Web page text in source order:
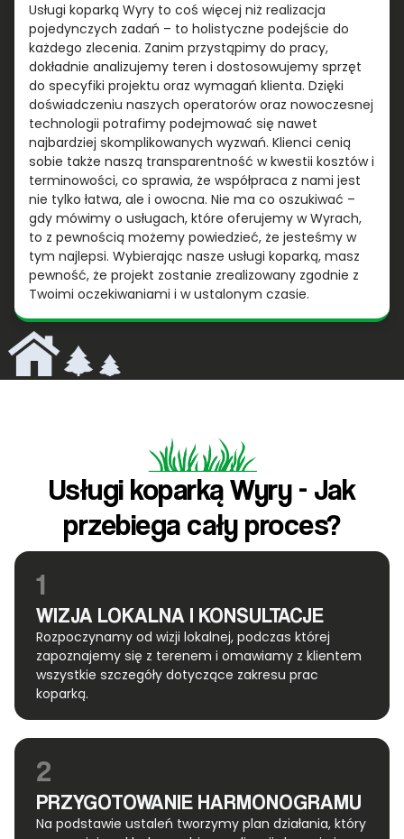
Usługi koparką Wyry to coś więcej niż realizacja
pojedynczych zadań – to holistyczne podejście do
każdego zlecenia. Zanim przystąpimy do pracy,
dokładnie analizujemy teren i dostosowujemy sprzęt
do specyfiki projektu oraz wymagań klienta. Dzięki
doświadczeniu naszych operatorów oraz nowoczesnej
technologii potrafimy podejmować się nawet
najbardziej skomplikowanych wyzwań. Klienci cenią
sobie także naszą transparentność w kwestii kosztów i
terminowości, co sprawia, że współpraca z nami jest
nie tylko łatwa, ale i owocna. Nie ma co oszukiwać –
gdy mówimy o usługach, które oferujemy w Wyrach,
to z pewnością możemy powiedzieć, że jesteśmy w
tym najlepsi. Wybierając nasze usługi koparką, masz
pewność, że projekt zostanie zrealizowany zgodnie z
Twoimi oczekiwaniami i w ustalonym czasie.
Usługi koparką Wyry - Jak
przebiega cały proces?
1
WIZJA LOKALNA I KONSULTACJE
Rozpoczynamy od wizji lokalnej, podczas której
zapoznajemy się z terenem i omawiamy z klientem
wszystkie szczegóły dotyczące zakresu prac
koparką.
2
PRZYGOTOWANIE HARMONOGRAMU
Na podstawie ustaleń tworzymy plan działania, który